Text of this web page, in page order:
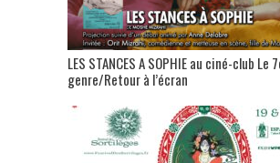
LES STANCES A SOPHIE au ciné-club Le
genre/Retour à l’écran